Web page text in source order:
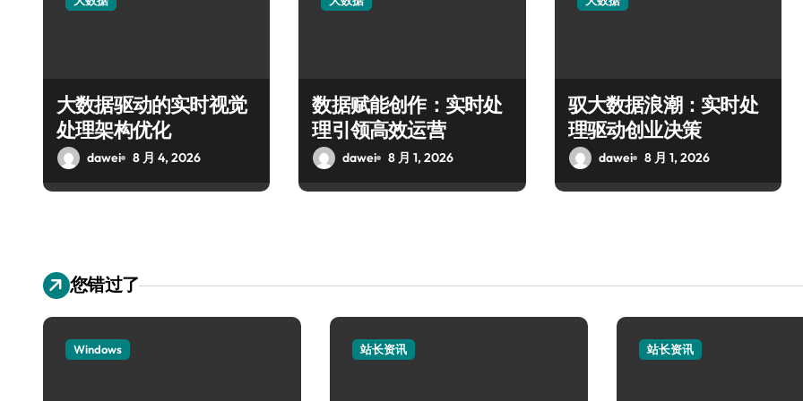
大数据驱动的实时视觉
处理架构优化
dawei 8 月 4, 2026
数据赋能创作：实时处
理引领高效运营
dawei 8 月 1, 2026
驭大数据浪潮：实时处
理驱动创业决策
dawei 8 月 1, 2026
您错过了
Windows 站长资讯 站长资讯